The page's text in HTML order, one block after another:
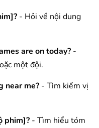
- Hỏi về nội dung
are on today? -
một đội.
near me? - Tìm kiếm vị
phim]? - Tìm hiểu tóm